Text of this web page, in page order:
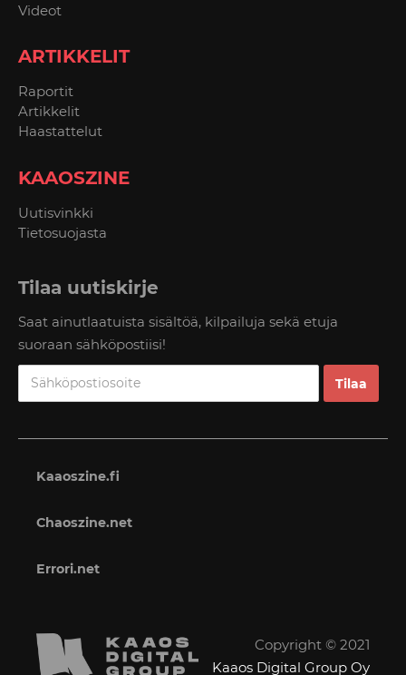
Videot
ARTIKKELIT
Raportit
Artikkelit
Haastattelut
KAAOSZINE
Uutisvinkki
Tietosuojasta
Tilaa uutiskirje
Saat ainutlaatuista sisältöä, kilpailuja sekä etuja
suoraan sähköpostiisi!
Kaaoszine.fi
Chaoszine.net
Errori.net
Copyright © 2021
Kaaos Digital Group Oy